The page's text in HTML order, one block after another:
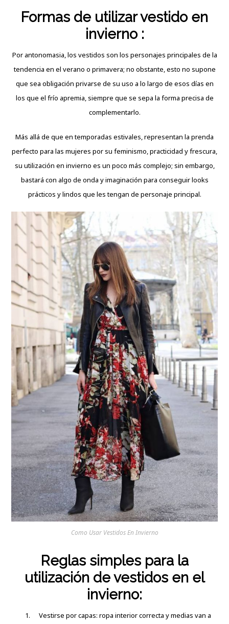
Formas de utilizar vestido en
invierno :
Por antonomasia, los vestidos son los personajes principales de la
tendencia en el verano o primavera; no obstante, esto no supone
que sea obligación privarse de su uso a lo largo de esos días en
los que el frío apremia, siempre que se sepa la forma precisa de
complementarlo.
Más allá de que en temporadas estivales, representan la prenda
perfecto para las mujeres por su feminismo, practicidad y frescura,
su utilización en invierno es un poco más complejo; sin embargo,
bastará con algo de onda y imaginación para conseguir looks
prácticos y lindos que les tengan de personaje principal.
Como Usar Vestidos En Invierno
Reglas simples para la
utilización de vestidos en el
invierno:
Vestirse por capas: ropa interior correcta y medias van a